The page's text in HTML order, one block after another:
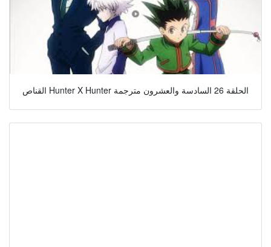
القناص Hunter X Hunter الحلقة 26 السادسة والعشرون مترجمة